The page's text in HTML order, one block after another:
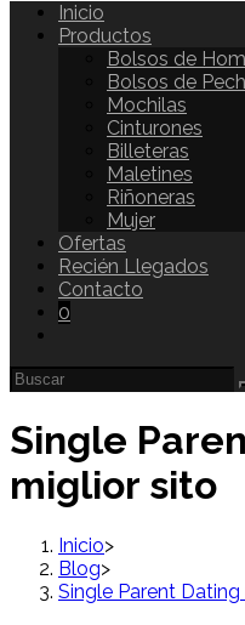
Inicio
Productos
Bolsos de
Bolsos de
Mochilas
Cinturones
Billeteras
Maletines
Riñoneras
Mujer
Ofertas
Recién Llegados
Contacto
0
Single
miglior sito
Inicio>
Blog>
Single Parent